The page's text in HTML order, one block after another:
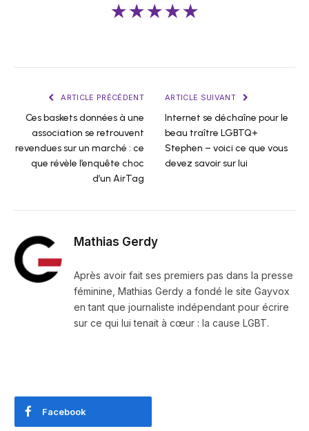
★★★★★
ARTICLE PRÉCÉDENT
Ces baskets données à une
association se retrouvent
revendues sur un marché : ce
que révèle l’enquête choc
d’un AirTag
ARTICLE SUIVANT
Internet se déchaîne pour le
beau traître LGBTQ+
Stephen – voici ce que vous
devez savoir sur lui
Mathias Gerdy
Après avoir fait ses premiers pas dans la presse
féminine, Mathias Gerdy a fondé le site Gayvox
en tant que journaliste indépendant pour écrire
sur ce qui lui tenait à cœur : la cause LGBT.
Facebook